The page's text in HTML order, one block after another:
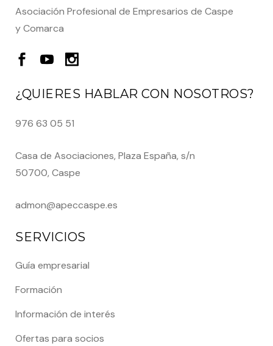
Asociación Profesional de Empresarios de Caspe
y Comarca
¿QUIERES HABLAR CON NOSOTROS?
976 63 05 51
Casa de Asociaciones, Plaza España, s/n
50700, Caspe
admon@apeccaspe.es
SERVICIOS
Guía empresarial
Formación
Información de interés
Ofertas para socios